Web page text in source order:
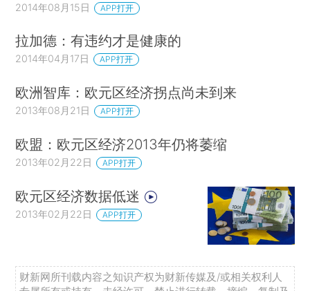
2014年08月15日 APP打开
拉加德：有违约才是健康的
2014年04月17日 APP打开
欧洲智库：欧元区经济拐点尚未到来
2013年08月21日 APP打开
欧盟：欧元区经济2013年仍将萎缩
2013年02月22日 APP打开
欧元区经济数据低迷
2013年02月22日 APP打开
财新网所刊载内容之知识产权为财新传媒及/或相关权利人